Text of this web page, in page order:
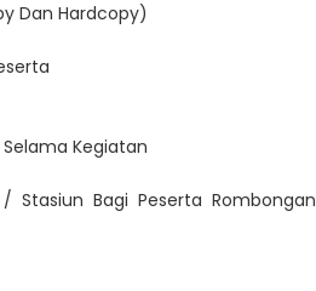
Dan Hardcopy)
Kegiatan
Stasiun Bagi Peserta Rombongan